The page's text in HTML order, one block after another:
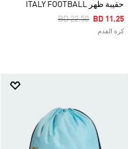
حقيبة ظهر ITALY FOOTBALL
Price Reduced From
BD 22.50ToBD 11.25
كرة القدم